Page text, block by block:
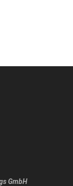
GmbH